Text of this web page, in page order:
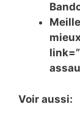
Voir aussi: